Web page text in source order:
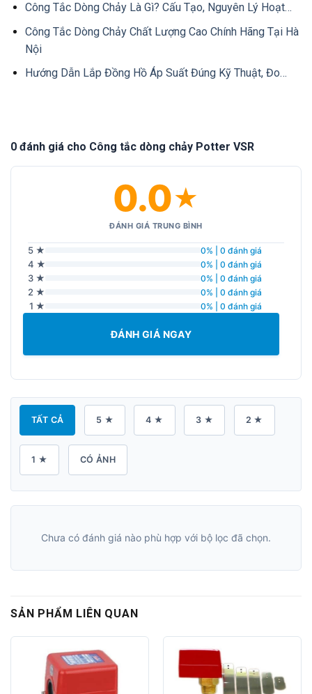
Công Tắc Dòng Chảy Là Gì? Cấu Tạo, Nguyên Lý Hoạt…
Công Tắc Dòng Chảy Chất Lượng Cao Chính Hãng Tại Hà
Nội
Hướng Dẫn Lắp Đồng Hồ Áp Suất Đúng Kỹ Thuật, Đo…
0 đánh giá cho Công tắc dòng chảy Potter VSR
0.0★
ĐÁNH GIÁ TRUNG BÌNH
5 ★ 0% | 0 đánh giá
4 ★ 0% | 0 đánh giá
3 ★ 0% | 0 đánh giá
2 ★ 0% | 0 đánh giá
1 ★ 0% | 0 đánh giá
ĐÁNH GIÁ NGAY
TẤT CẢ 5 ★ 4 ★ 3 ★ 2 ★
1 ★ CÓ ẢNH
Chưa có đánh giá nào phù hợp với bộ lọc đã chọn.
SẢN PHẨM LIÊN QUAN